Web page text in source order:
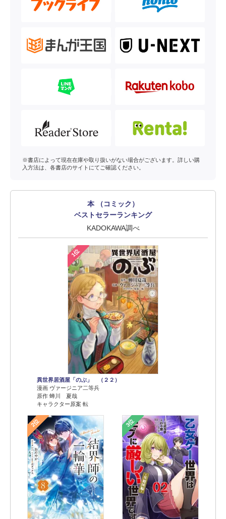
※書店によって現在在庫や取り扱いがない場合がございます。詳しい購
入方法は、各書店のサイトにてご確認ください。
本 （コミック）
ベストセラーランキング
KADOKAWA調べ
1位
異世界居酒屋「のぶ」 （２２）
漫画 ヴァージニア二等兵
原作 蝉川 夏哉
キャラクター原案 転
2位 3位